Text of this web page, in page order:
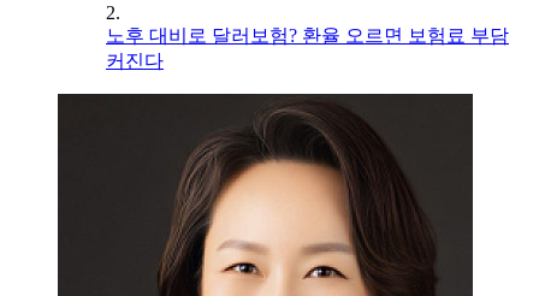
2.
노후 대비로 달러보험? 환율 오르면 보험료 부담
커진다